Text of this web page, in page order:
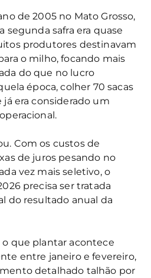
de 2005 no Mato Grosso,
segunda safra era quase
produtores destinavam
o milho, focando mais
do que no lucro
época, colher 70 sacas
era considerado um
Com os custos de
de juros pesando no
vez mais seletivo, o
precisa ser tratada
do resultado anual da
o que plantar acontece
entre janeiro e fevereiro,
detalhado talhão por